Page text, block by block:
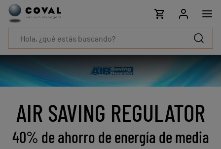
AIR SAVING REGULATOR
40% de ahorro de energía de media
Productos
Industrias
Tecnologías
Recursos
Sobre
COVAL
Blog
Distribuidores
Contacto
comercial
Contacto